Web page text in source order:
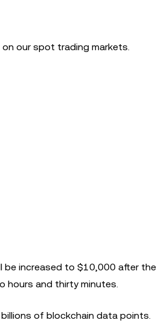
our spot trading markets.
be increased to $10,000 after the
hours and thirty minutes.
of blockchain data points.